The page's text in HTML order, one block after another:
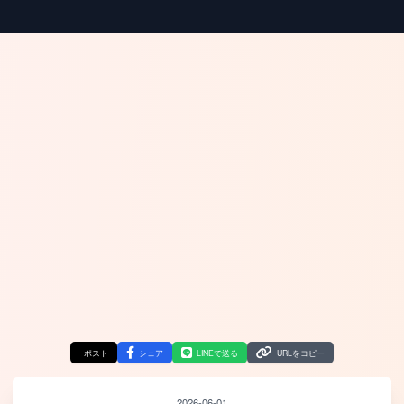
ポスト シェア LINEで送る URLをコピー